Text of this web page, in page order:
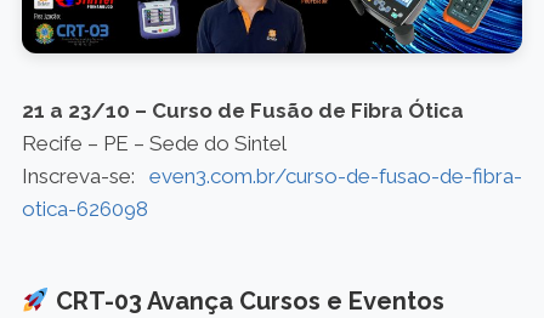
21 a 23/10 – Curso de Fusão de Fibra Ótica
Recife – PE – Sede do Sintel
Inscreva-se:even3.com.br/curso-de-fusao-de-fibra-
otica-626098
CRT-03 Avança Cursos e Eventos